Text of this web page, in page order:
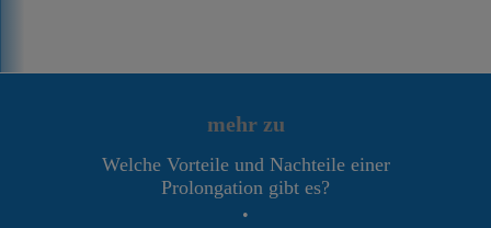
mehr zu
Welche Vorteile und Nachteile einer
Prolongation gibt es?
•